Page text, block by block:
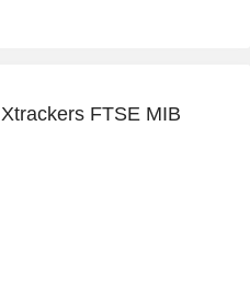
Xtrackers FTSE MIB